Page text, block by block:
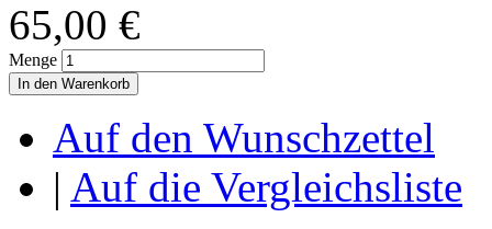
65,00 €
Menge
In den Warenkorb
Auf den Wunschzettel
| Auf die Vergleichsliste